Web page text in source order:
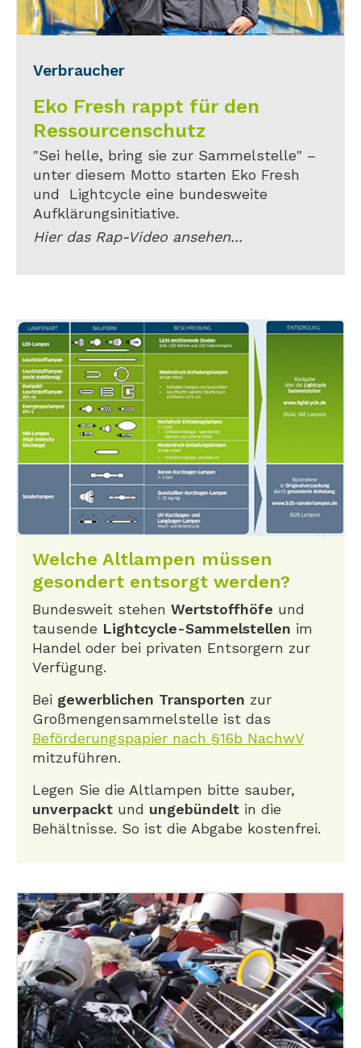
Verbraucher
Eko Fresh rappt für den
Ressourcenschutz
"Sei helle, bring sie zur Sammelstelle" –
unter diesem Motto starten Eko Fresh
und Lightcycle eine bundesweite
Aufklärungsinitiative.
Hier das Rap-Video ansehen...
Welche Altlampen müssen
gesondert entsorgt werden?
Bundesweit stehen Wertstoffhöfe und
tausende Lightcycle-Sammelstellen im
Handel oder bei privaten Entsorgern zur
Verfügung.
Bei gewerblichen Transporten zur
Großmengensammelstelle ist das
Beförderungspapier nach §16b NachwV
mitzuführen.
Legen Sie die Altlampen bitte sauber,
unverpackt und ungebündelt in die
Behältnisse. So ist die Abgabe kostenfrei.